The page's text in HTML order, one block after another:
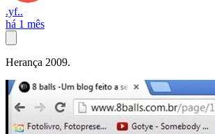
.yf..
há 1 mês
Herança 2009.